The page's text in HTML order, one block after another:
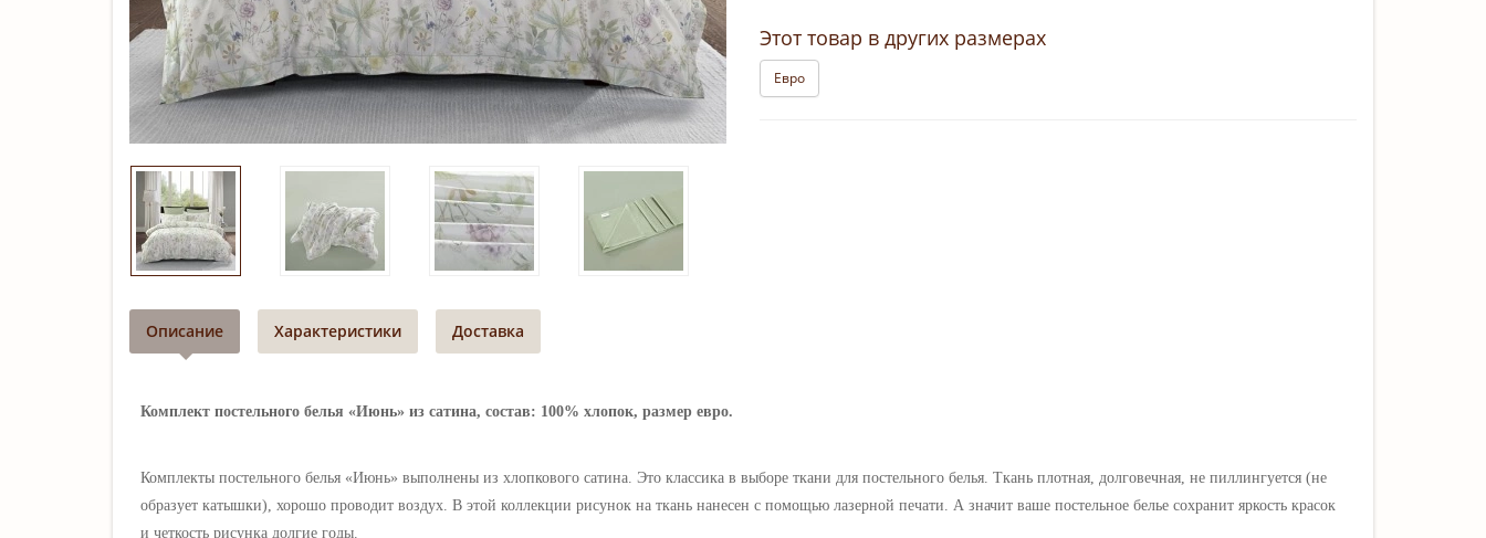
Этот товар в других размерах
Евро
Описание Характеристики Доставка
Комплект постельного белья «Июнь» из сатина, состав: 100% хлопок, размер евро.
Комплекты постельного белья «Июнь» выполнены из хлопкового сатина. Это классика в выборе ткани для постельного белья. Ткань плотная, долговечная, не пиллингуется (не
образует катышки), хорошо проводит воздух. В этой коллекции рисунок на ткань нанесен с помощью лазерной печати. А значит ваше постельное белье сохранит яркость красок
и четкость рисунка долгие годы.